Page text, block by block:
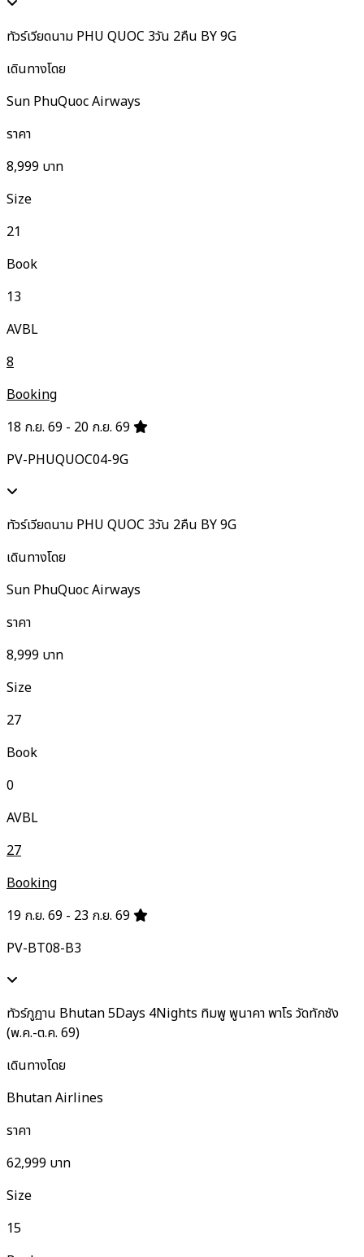
ทัวร์เวียดนาม PHU QUOC 3วัน 2คืน BY 9G
เดินทางโดย
Sun PhuQuoc Airways
ราคา
8,999 บาท
Size
21
Book
13
AVBL
8
Booking
18 ก.ย. 69 - 20 ก.ย. 69
PV-PHUQUOC04-9G
ทัวร์เวียดนาม PHU QUOC 3วัน 2คืน BY 9G
เดินทางโดย
Sun PhuQuoc Airways
ราคา
8,999 บาท
Size
27
Book
0
AVBL
27
Booking
19 ก.ย. 69 - 23 ก.ย. 69
PV-BT08-B3
ทัวร์ภูฏาน Bhutan 5Days 4Nights ทิมพู พูนาคา พาโร วัดทักซัง
(พ.ค.-ต.ค. 69)
เดินทางโดย
Bhutan Airlines
ราคา
62,999 บาท
Size
15